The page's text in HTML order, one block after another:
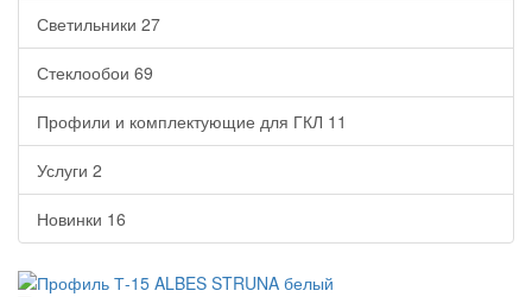
Светильники 27
Стеклообои 69
Профили и комплектующие для ГКЛ 11
Услуги 2
Новинки 16